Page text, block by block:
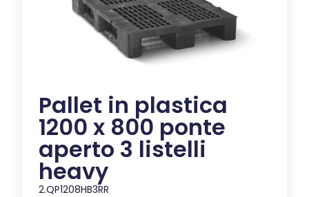
Pallet in plastica
1200 x 800 ponte
aperto 3 listelli
heavy
2.QP1208HB3RR